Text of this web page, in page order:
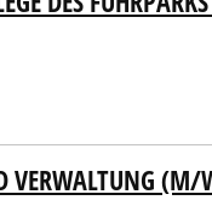
VERWALTUNG